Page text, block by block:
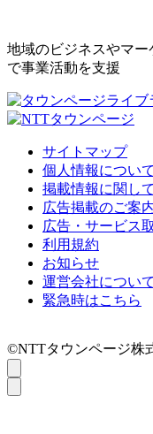
地域のビジネスやマ
で事業活動を支援
サイトマップ
個人情報について
掲載情報に関して
広告掲載のご案
広告・サービス
利用規約
お知らせ
運営会社について
緊急時はこちら
©NTTタウンページ株